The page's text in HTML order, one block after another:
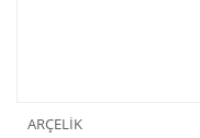
ARÇELİK